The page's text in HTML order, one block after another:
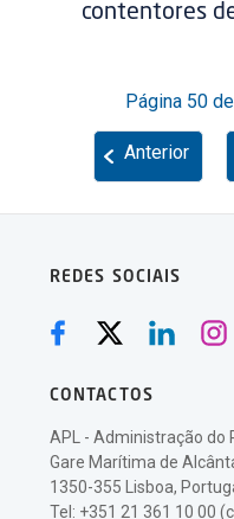
contentores
Página 50
Anterior
REDES SOCIAIS
CONTACTOS
APL - Administração do
Gare Marítima de
1350-355 Lisboa,
Tel: +351 21 361 10 00